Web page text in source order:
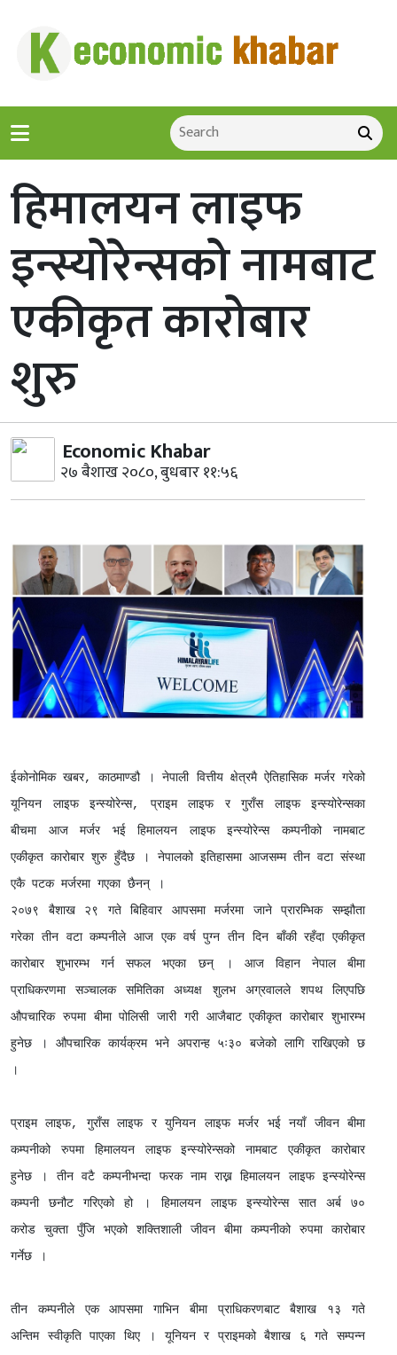
हिमालयन लाइफ
इन्स्योरेन्सको नामबाट
एकीकृत कारोबार
शुरु
Economic Khabar
२७ बैशाख २०८०, बुधबार ११:५६
ईकोनोमिक खबर, काठमाण्डौ । नेपाली वित्तीय क्षेत्रमै ऐतिहासिक मर्जर गरेको
यूनियन लाइफ इन्स्योरेन्स, प्राइम लाइफ र गुराँस लाइफ इन्स्योरेन्सका
बीचमा आज मर्जर भई हिमालयन लाइफ इन्स्योरेन्स कम्पनीको नामबाट
एकीकृत कारोबार शुरु हुँदैछ । नेपालको इतिहासमा आजसम्म तीन वटा संस्था
एकै पटक मर्जरमा गएका छैनन् ।
२०७९ बैशाख २९ गते बिहिवार आपसमा मर्जरमा जाने प्रारम्भिक सम्झौता
गरेका तीन वटा कम्पनीले आज एक वर्ष पुग्न तीन दिन बाँकी रहँदा एकीकृत
कारोबार शुभारम्भ गर्न सफल भएका छन् । आज विहान नेपाल बीमा
प्राधिकरणमा सञ्चालक समितिका अध्यक्ष शुलभ अग्रवालले शपथ लिएपछि
औपचारिक रुपमा बीमा पोलिसी जारी गरी आजैबाट एकीकृत कारोबार शुभारम्भ
हुनेछ । औपचारिक कार्यक्रम भने अपरान्ह ५ः३० बजेको लागि राखिएको छ
।
प्राइम लाइफ, गुराँस लाइफ र युनियन लाइफ मर्जर भई नयाँ जीवन बीमा
कम्पनीको रुपमा हिमालयन लाइफ इन्स्योरेन्सको नामबाट एकीकृत कारोबार
हुनेछ । तीन वटै कम्पनीभन्दा फरक नाम राख्न हिमालयन लाइफ इन्स्योरेन्स
कम्पनी छनौट गरिएको हो । हिमालयन लाइफ इन्स्योरेन्स सात अर्ब ७०
करोड चुक्ता पुँजि भएको शक्तिशाली जीवन बीमा कम्पनीको रुपमा कारोबार
गर्नेछ ।
तीन कम्पनीले एक आपसमा गाभिन बीमा प्राधिकरणबाट बैशाख १३ गते
अन्तिम स्वीकृति पाएका थिए । यूनियन र प्राइमको बैशाख ६ गते सम्पन्न